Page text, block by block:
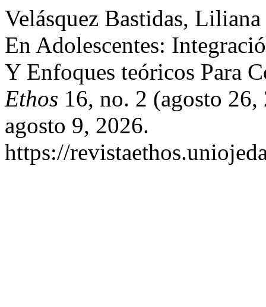
Velásquez Bastidas,
En Adolescentes:
Y Enfoques teóricos Para
Ethos 16, no. 2 (agosto
agosto 9, 2026.
https://